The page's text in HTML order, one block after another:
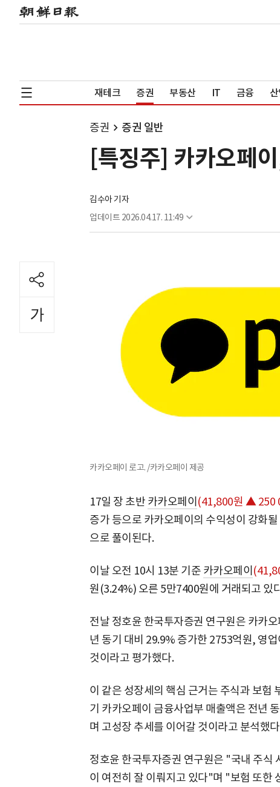
재테크 증권 부동산 IT 금융
증권 증권 일반
[특징주] 카카오페
김수아 기자
업데이트 2026.04.17. 11:49
카카오페이 로고. /카카오페이 제공
17일 장 초반 카카오페이(41,800원 ▲ 250
증가 등으로 카카오페이의 수익성이 강화
으로 풀이된다.
이날 오전 10시 13분 기준 카카오페이
원(3.24%) 오른 5만7400원에 거래되고 있
전날 정호윤 한국투자증권 연구원은 카카
년 동기 대비 29.9% 증가한 2753억원, 영
것이라고 평가했다.
이 같은 성장세의 핵심 근거는 주식과 보험
기 카카오페이 금융사업부 매출액은 전년
며 고성장 추세를 이어갈 것이라고 분석했
정호윤 한국투자증권 연구원은 "국내 주식
이 여전히 잘 이뤄지고 있다"며 "보험 또한